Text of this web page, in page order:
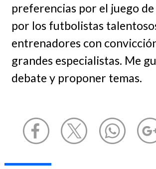
preferencias por el juego
por los futbolistas
entrenadores con
grandes especialistas. Me
debate y proponer temas.